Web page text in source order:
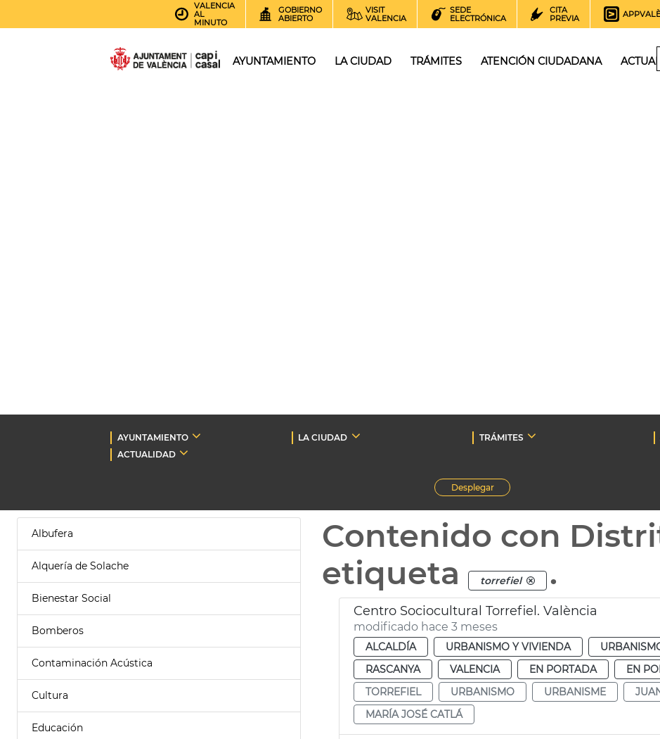
VALENCIA
AL
MINUTO
GOBIERNO
ABIERTO
VISIT
VALENCIA
SEDE
ELECTRÓNICA
CITA
PREVIA
AYUNTAMIENTO LA CIUDAD TRÁMITES ATENCIÓN CIUDADANA
AYUNTAMIENTO LA CIUDAD TRÁMITES
ACTUALIDAD
Desplegar
Albufera
Alquería de Solache
Bienestar Social
Bomberos
Contaminación Acústica
Cultura
Educación
Contenido con
etiqueta
torrefiel .
Centro Sociocultural Torrefiel. València
modificado hace 3 meses
ALCALDÍA URBANISMO Y VIVIENDA
RASCANYA
VALENCIA EN PORTADA EN
TORREFIEL
URBANISMO URBANISME
MARÍA JOSÉ CATLÁ